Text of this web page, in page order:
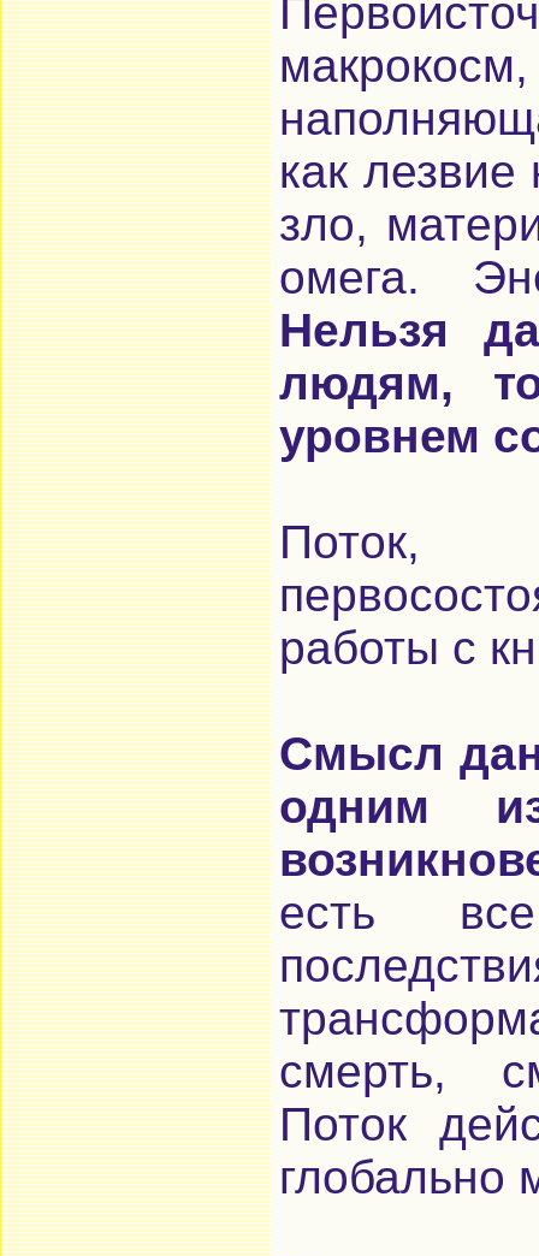
как
зло,
омега.
Нельзя
людям,
уровнем
Поток,
работы с
Смысл
одним
есть
смерть,
Поток
глобально